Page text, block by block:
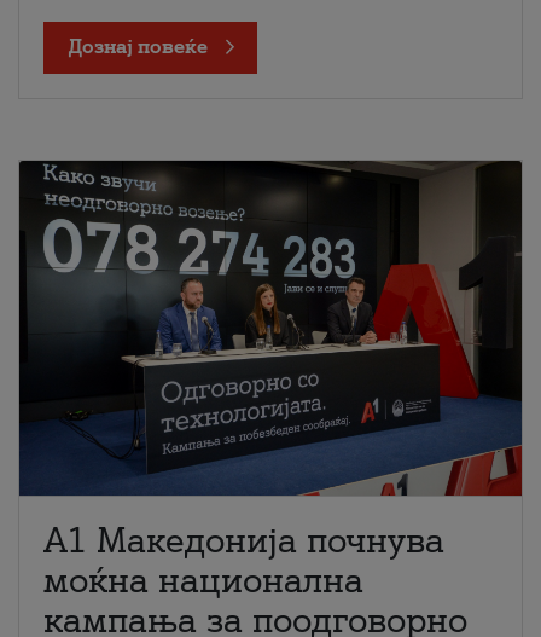
Дознај повеќе
A1 Македонија почнува
моќна национална
кампања за поодговорно